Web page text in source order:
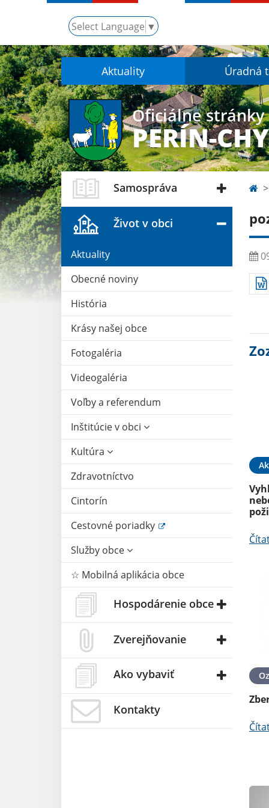
Select Language ▼
Aktuality Úradná
Oficiálne stránky
PERÍN-
Samospráva
Život v obci
Aktuality
Obecné noviny
História
Krásy našej obce
Fotogaléria
Videogaléria
Voľby a referendum
Inštitúcie v obci
Kultúra
Zdravotníctvo
Cintorín
Cestovné poriadky
Služby obce
☆ Mobilná aplikácia obce
Hospodárenie obce
Zverejňovanie
Ako vybaviť
Kontakty